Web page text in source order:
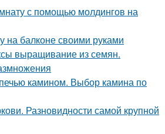
с помощью молдингов на
на балконе своими руками
выращивание из семян.
камином. Выбор камина по
Разновидности самой крупной